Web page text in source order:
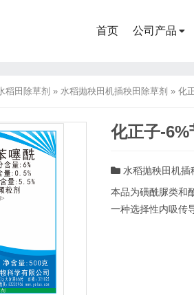
首页 公司产品
稻田除草剂 » 水稻抛秧田机插秧田除草剂 » 化
化正子-6%
水稻抛秧田机插
本品为磺酰脲类和
一种选择性内吸传